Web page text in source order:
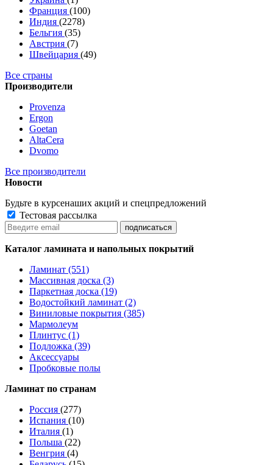
Франция (100)
Индия (2278)
Бельгия (35)
Австрия (7)
Швейцария (49)
Все страны
Производители
Provenza
Ergon
Goetan
AltaСera
Dvomo
Все производители
Новости
Будьте в курсенаших акций и спецпредложений
Тестовая рассылка
Каталог ламината и напольных покрытий
Ламинат (551)
Массивная доска (3)
Паркетная доска (19)
Водостойкий ламинат (2)
Виниловые покрытия (385)
Мармолеум
Плинтус (1)
Подложка (39)
Аксессуары
Пробковые полы
Ламинат по странам
Россия (277)
Испания (10)
Италия (1)
Польша (22)
Венгрия (4)